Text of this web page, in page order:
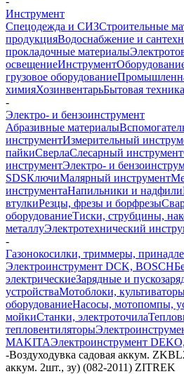
Инструмент
Спецодежда и СИЗСтроительные
продукцияВодоснабжение и
прокладочные материалы
освещениеИнструмент
грузовое оборудование
химияХозинвентарьБытовая техника
-
Электро- и бензоинструмент
Абразивные материалы
инструментИзмерительный
пайкиСверлаСлесарный инструмент
инструментЭлектро- и
SDSКлючиМалярный инструмент
инструментаНапильники и надфили
втулкиРезцы, фрезы и борфрезы
оборудованиеТиски, струбцины,
металлуЭлектротехнический
-
Газонокосилки, триммеры,
Электроинструмент DCK, BOSCH
электрическиеЗарядные и
устройстваМотоблоки,
оборудованиеНасосы, мотопомпы,
мойкиСтанки, электроточила
тепловентиляторы
MAKITAЭлектроинструмент
-Воздуходувка садовая аккум.
аккум. 2шт., зу) (082-2011) ZITREK